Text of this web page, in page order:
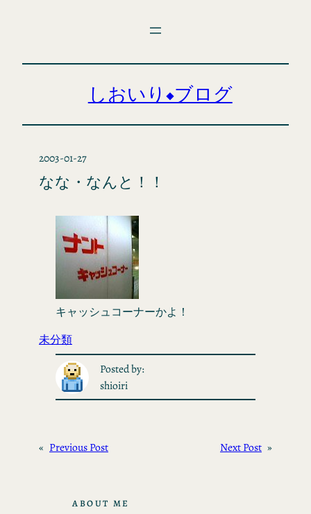
しおいり◆ブログ
2003-01-27
なな・なんと！！
キャッシュコーナーかよ！
未分類
Posted by:
shioiri
« Previous Post Next Post »
ABOUT ME